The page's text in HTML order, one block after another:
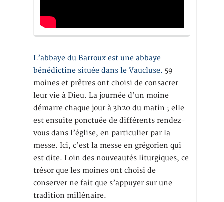
L’abbaye du Barroux est une abbaye
bénédictine située dans le Vaucluse. 59
moines et prêtres ont choisi de consacrer
leur vie à Dieu. La journée d’un moine
démarre chaque jour à 3h20 du matin ; elle
est ensuite ponctuée de différents rendez-
vous dans l’église, en particulier par la
messe. Ici, c’est la messe en grégorien qui
est dite. Loin des nouveautés liturgiques, ce
trésor que les moines ont choisi de
conserver ne fait que s’appuyer sur une
tradition millénaire.